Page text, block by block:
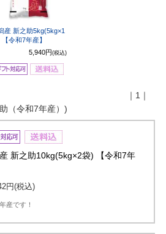
産 新之助5kg(5kg×1
令和7年産】
5,940円 (税込)
｜1｜
（令和7年産）)
新之助10kg(5kg×2袋) 【令和7年
円(税込)
産です！